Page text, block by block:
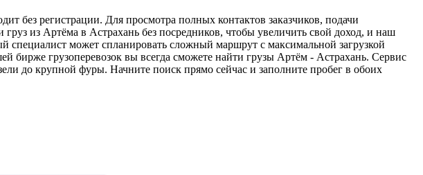
без регистрации. Для просмотра полных контактов заказчиков, подачи
из Артёма в Астрахань без посредников, чтобы увеличить свой доход, и наш
специалист может спланировать сложный маршрут с максимальной загрузкой
грузоперевозок вы всегда сможете найти грузы Артём - Астрахань. Сервис
до крупной фуры. Начните поиск прямо сейчас и заполните пробег в обоих